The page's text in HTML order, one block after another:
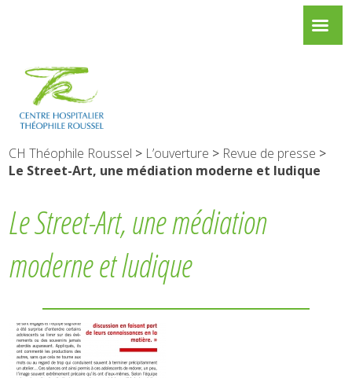
CH Théophile Roussel > L’ouverture > Revue de presse >
Le Street-Art, une médiation moderne et ludique
Le Street-Art, une médiation
moderne et ludique